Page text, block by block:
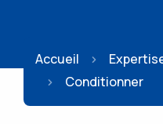
Accueil
Conditionner